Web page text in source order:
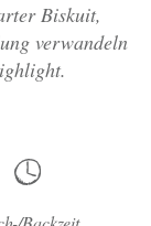
Biskuit,
verwandeln